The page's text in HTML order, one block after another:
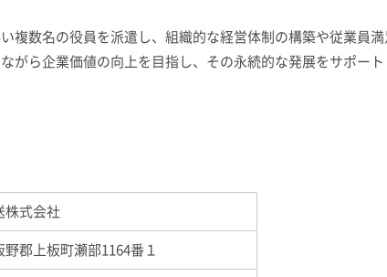
複数名の役員を派遣し、組織的な経営体制の構築や従業員
がら企業価値の向上を目指し、その永続的な発展をサポート
株式会社
野郡上板町瀬部1164番１